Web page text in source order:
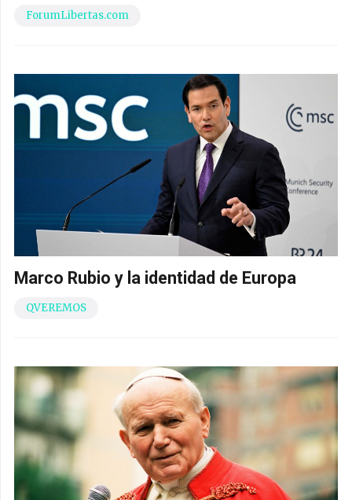
ForumLibertas.com
Marco Rubio y la identidad de Europa
QVEREMOS